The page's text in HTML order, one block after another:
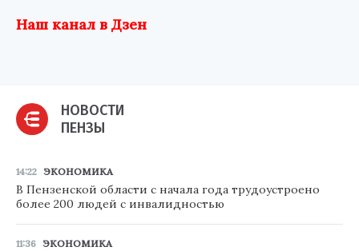
Наш канал в Дзен
НОВОСТИ
ПЕНЗЫ
14:22 ЭКОНОМИКА
В Пензенской области с начала года трудоустроено
более 200 людей с инвалидностью
11:36 ЭКОНОМИКА